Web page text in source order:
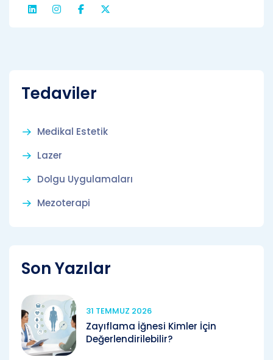
Tedaviler
Medikal Estetik
Lazer
Dolgu Uygulamaları
Mezoterapi
Son Yazılar
31 TEMMUZ 2026
Zayıflama İğnesi Kimler İçin
Değerlendirilebilir?